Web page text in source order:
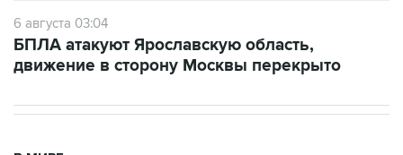
движение в сторону Москвы перекрыто